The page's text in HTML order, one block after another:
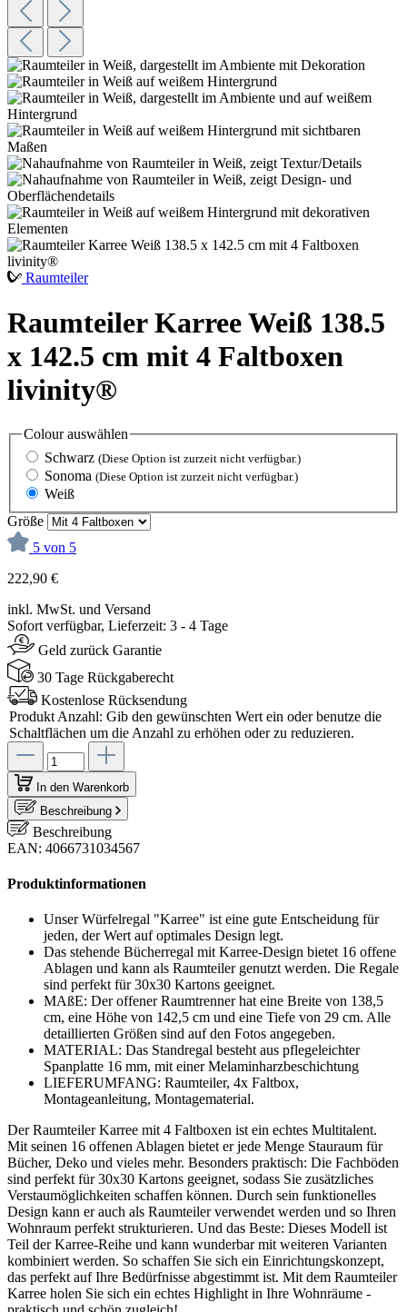
Raumteiler
Raumteiler Karree Weiß 138.5
x 142.5 cm mit 4 Faltboxen
livinity®
Colourauswählen
Schwarz (Diese Option ist zurzeit nicht verfügbar.)
Sonoma (Diese Option ist zurzeit nicht verfügbar.)
Weiß
Größe
5 von 5
222,90 €
inkl. MwSt. und Versand
Sofort verfügbar, Lieferzeit: 3 - 4 Tage
Geld zurück Garantie
30 Tage Rückgaberecht
Kostenlose Rücksendung
Produkt Anzahl: Gib den gewünschten Wert ein oder benutze die
Schaltflächen um die Anzahl zu erhöhen oder zu reduzieren.
In den Warenkorb
Beschreibung
Beschreibung
EAN: 4066731034567
Produktinformationen
Unser Würfelregal "Karree" ist eine gute Entscheidung für
jeden, der Wert auf optimales Design legt.
Das stehende Bücherregal mit Karree-Design bietet 16 offene
Ablagen und kann als Raumteiler genutzt werden. Die Regale
sind perfekt für 30x30 Kartons geeignet.
MAßE: Der offener Raumtrenner hat eine Breite von 138,5
cm, eine Höhe von 142,5 cm und eine Tiefe von 29 cm. Alle
detaillierten Größen sind auf den Fotos angegeben.
MATERIAL: Das Standregal besteht aus pflegeleichter
Spanplatte 16 mm, mit einer Melaminharzbeschichtung
LIEFERUMFANG: Raumteiler, 4x Faltbox,
Montageanleitung, Montagematerial.
Der Raumteiler Karree mit 4 Faltboxen ist ein echtes Multitalent.
Mit seinen 16 offenen Ablagen bietet er jede Menge Stauraum für
Bücher, Deko und vieles mehr. Besonders praktisch: Die Fachböden
sind perfekt für 30x30 Kartons geeignet, sodass Sie zusätzliches
Verstaumöglichkeiten schaffen können. Durch sein funktionelles
Design kann er auch als Raumteiler verwendet werden und so Ihren
Wohnraum perfekt strukturieren. Und das Beste: Dieses Modell ist
Teil der Karree-Reihe und kann wunderbar mit weiteren Varianten
kombiniert werden. So schaffen Sie sich ein Einrichtungskonzept,
das perfekt auf Ihre Bedürfnisse abgestimmt ist. Mit dem Raumteiler
Karree holen Sie sich ein echtes Highlight in Ihre Wohnräume -